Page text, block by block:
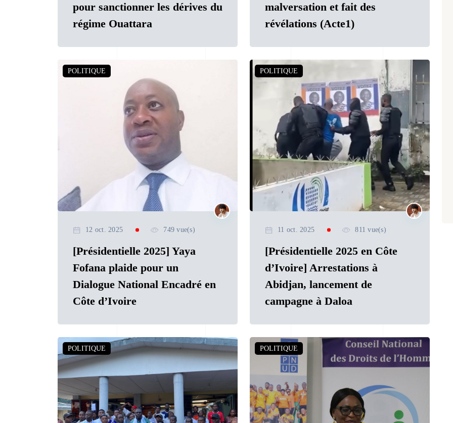
pour sanctionner les dérives du
régime Ouattara
malversation et fait des
révélations (Acte1)
POLITIQUE
12 oct. 2025 749 vue(s)
[Présidentielle 2025] Yaya
Fofana plaide pour un
Dialogue National Encadré en
Côte d’Ivoire
POLITIQUE
11 oct. 2025 811 vue(s)
[Présidentielle 2025 en Côte
d’Ivoire] Arrestations à
Abidjan, lancement de
campagne à Daloa
POLITIQUE POLITIQUE